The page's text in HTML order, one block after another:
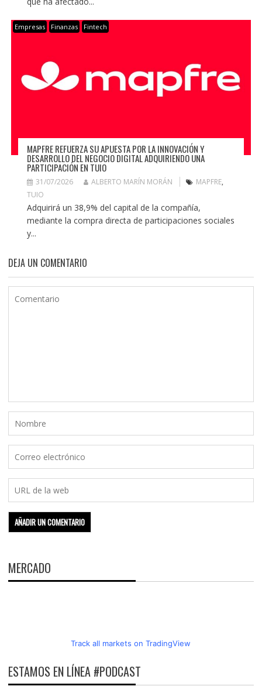
Empresas Finanzas Fintech
MAPFRE REFUERZA SU APUESTA POR LA INNOVACIÓN Y
DESARROLLO DEL NEGOCIO DIGITAL ADQUIRIENDO UNA
PARTICIPACIÓN EN TUIO
31/07/2026 ALBERTO MARÍN MORÁN MAPFRE,
TUIO
Adquirirá un 38,9% del capital de la compañía,
mediante la compra directa de participaciones sociales
y...
DEJA UN COMENTARIO
MERCADO
Track all markets on TradingView
ESTAMOS EN LÍNEA #PODCAST